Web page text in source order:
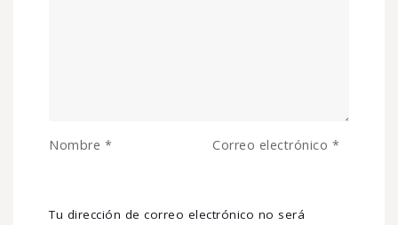
Tu dirección de correo electrónico no será
Nombre * Correo electrónico *